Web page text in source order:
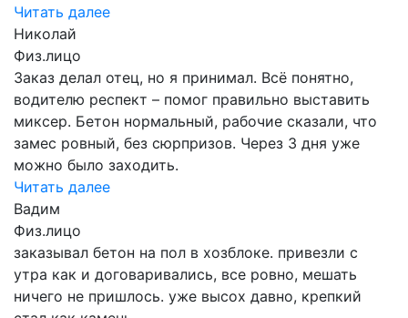
Читать далее
Николай
Физ.лицо
Заказ делал отец, но я принимал. Всё понятно,
водителю респект – помог правильно выставить
миксер. Бетон нормальный, рабочие сказали, что
замес ровный, без сюрпризов. Через 3 дня уже
можно было заходить.
Читать далее
Вадим
Физ.лицо
заказывал бетон на пол в хозблоке. привезли с
утра как и договаривались, все ровно, мешать
ничего не пришлось. уже высох давно, крепкий